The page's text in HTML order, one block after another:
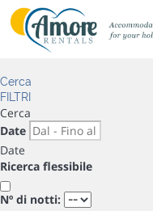
Cerca
FILTRI
Cerca
Date
Date
Ricerca flessibile
Nº di notti: